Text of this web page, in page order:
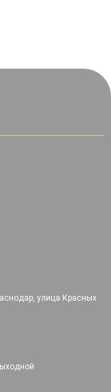
улица Красных